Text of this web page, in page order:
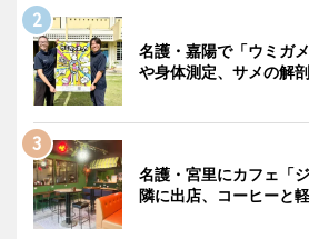
名護・嘉陽で「ウミガ
や身体測定、サメの解
名護・宮里にカフェ「
隣に出店、コーヒーと